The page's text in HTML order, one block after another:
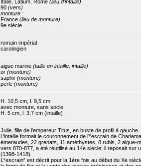
Italie, Latium, Rome (lieu d'intaille)
90 (vers)
monture :
France (lieu de monture)
9e siècle
romain impérial
carolingien
aigue marine (taille en intaille, intaille)
or (monture)
saphir (monture)
perle (monture)
H. 10,5 cm, l. 9,5 cm
avec monture, sans socle
H. 5 cm, l. 3,7 cm (intaille)
Julie, fille de l'empereur Titus, en buste de profil à
L’intaille formait le couronnement de l’"escrain de
émeraudes, 22 grenats, 11 améthystes, 8 rubis, 2 aigue-
vers 870-877, a été réutilisé au 14e siècle; il reposait sur
(1398-1418).
L“escrain” est décrit pour la 1ère fois au début du Xe